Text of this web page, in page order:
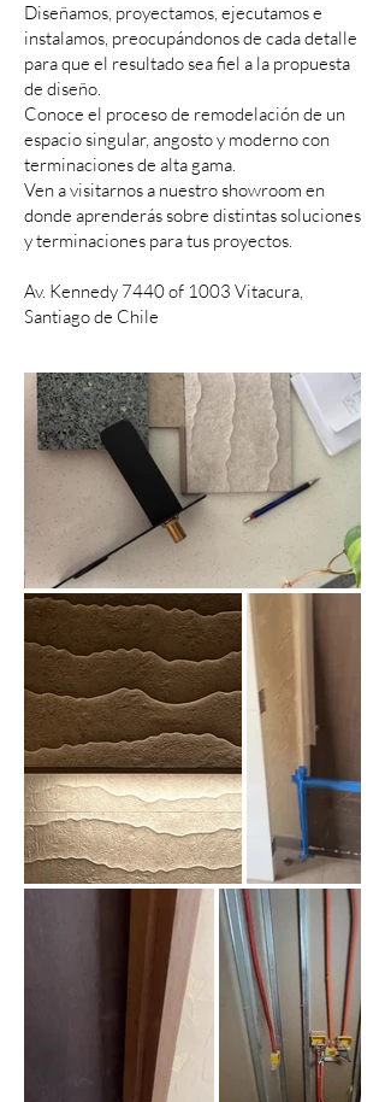
Diseñamos, proyectamos, ejecutamos e
instalamos, preocupándonos de cada detalle
para que el resultado sea fiel a la propuesta
de diseño.
Conoce el proceso de remodelación de un
espacio singular, angosto y moderno con
terminaciones de alta gama.
Ven a visitarnos a nuestro showroom en
donde aprenderás sobre distintas soluciones
y terminaciones para tus proyectos.
Av. Kennedy 7440 of 1003 Vitacura,
Santiago de Chile